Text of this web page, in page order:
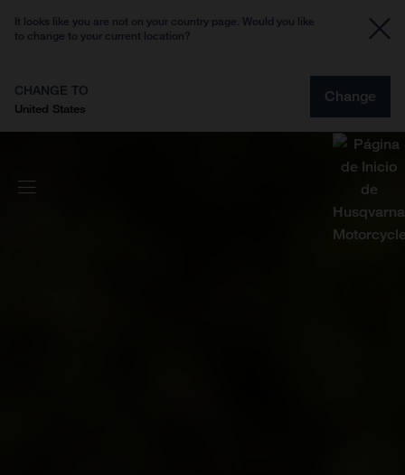
It looks like you are not on your country page. Would you like
to change to your current location?
CHANGE TO
United States
Change